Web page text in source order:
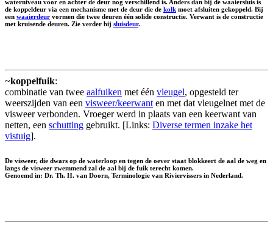
waterniveau voor en achter de deur nog verschillend is. Anders dan bij de waaiersluis is
de koppeldeur via een mechanisme met de deur die de kolk moet afsluiten gekoppeld. Bij
een waaierdeur vormen die twee deuren één solide constructie. Verwant is de constructie
met kruisende deuren. Zie verder bij sluisdeur.
~koppelfuik:
combinatie van twee aalfuiken met één vleugel, opgesteld ter
weerszijden van een visweer/keerwant en met dat vleugelnet met de
visweer verbonden. Vroeger werd in plaats van een keerwant van
netten, een schutting gebruikt. [Links: Diverse termen inzake het
vistuig].
De visweer, die dwars op de waterloop en tegen de oever staat blokkeert de aal de weg en
langs de visweer zwemmend zal de aal bij de fuik terecht komen.
Genoemd in: Dr. Th. H. van Doorn, Terminologie van Riviervissers in Nederland.